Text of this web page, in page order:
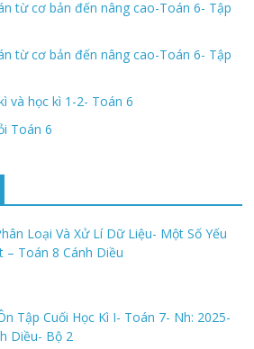
từ cơ bản đến nâng cao-Toán 6- Tập
từ cơ bản đến nâng cao-Toán 6- Tập
và học kì 1-2- Toán 6
Toán 6
Loại Và Xử Lí Dữ Liệu- Một Số Yếu
– Toán 8 Cánh Diều
Tập Cuối Học Kì I- Toán 7- Nh: 2025-
Diều- Bộ 2